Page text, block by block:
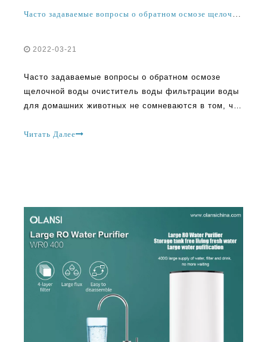
Часто задаваемые вопросы о обратном осмозе щелочной воды очиститель воды фильтрации воды для дома
2022-03-21
Часто задаваемые вопросы о обратном осмозе
щелочной воды очиститель воды фильтрации воды
для домашних животных не сомневаются в том, что
удалось взять мир во время шторма. По сравнению
Читать Далее